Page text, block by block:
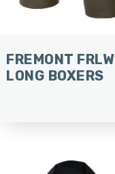
FREMONT FRLW
LONG BOXERS